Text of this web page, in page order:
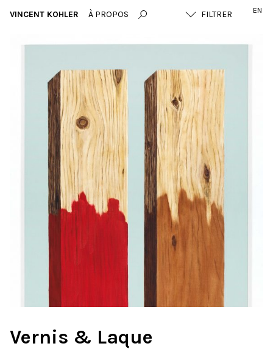
VINCENT KOHLER À PROPOS EN
Vernis & Laque